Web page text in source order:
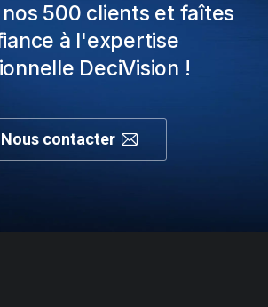
nos 500 clients et faîtes
à l'expertise
DeciVision !
Nous contacter